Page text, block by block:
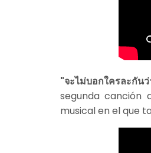
"จะไม่บอกใครละ
segunda canción
musical en el que